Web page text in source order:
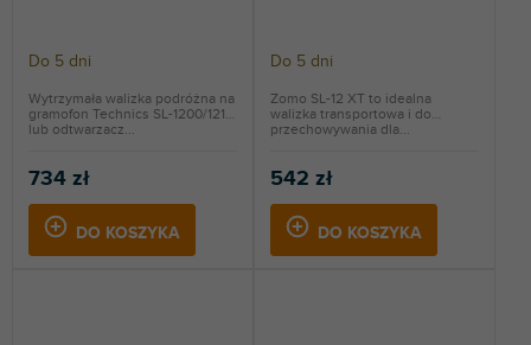
Do 5 dni
734 zł
DO KOSZYKA
Wytrzymała walizka podróżna na
gramofon Technics SL-1200/1210
lub odtwarzacz...
Do 5 dni
542 zł
DO KOSZYKA
Zomo SL-12 XT to idealna
walizka transportowa i do
przechowywania dla...